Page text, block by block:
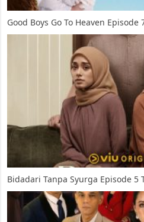
Good Boys Go To Heaven
Bidadari Tanpa Syurga Episode 5